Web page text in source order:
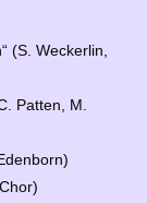
(S. Weckerlin,
Patten, M.